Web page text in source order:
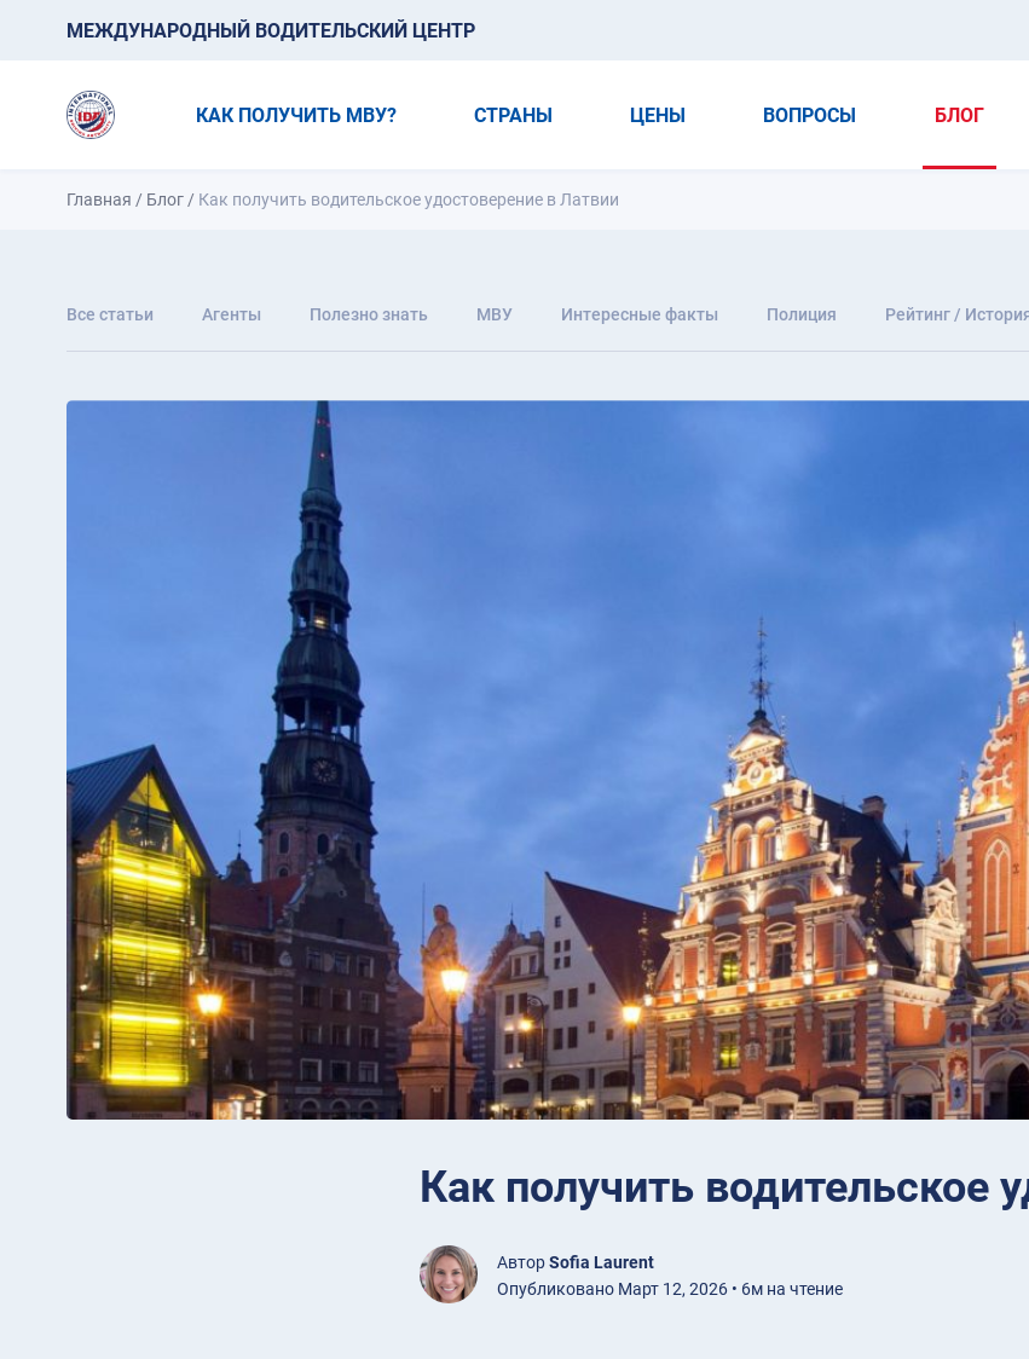
МЕЖДУНАРОДНЫЙ ВОДИТЕЛЬСКИЙ ЦЕНТР
КАК ПОЛУЧИТЬ МВУ? СТРАНЫ ЦЕНЫ ВОПРОСЫ БЛОГ
Главная / Блог / Как получить водительское удостоверение в Латвии
Все статьи Агенты Полезно знать МВУ Интересные факты Полиция Рейтинг /
Как получить водительское
АвторSofia Laurent
Опубликовано Март 12, 2026 • 6м на чтение